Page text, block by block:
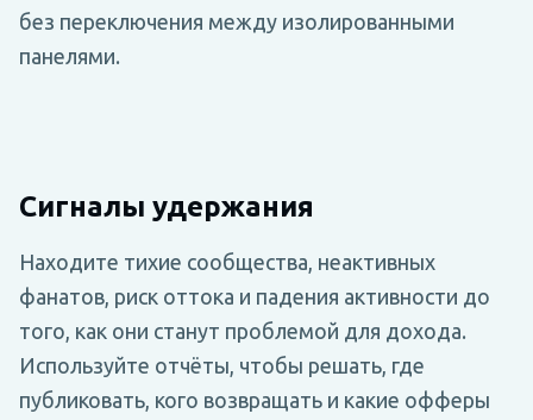
без переключения между изолированными
панелями.
Сигналы удержания
Находите тихие сообщества, неактивных
фанатов, риск оттока и падения активности до
того, как они станут проблемой для дохода.
Используйте отчёты, чтобы решать, где
публиковать, кого возвращать и какие офферы